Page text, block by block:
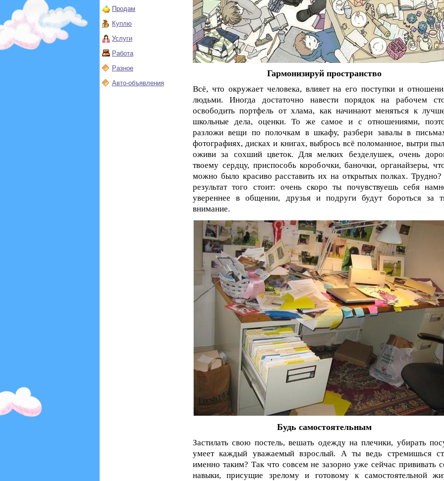
Продам
Куплю
Услуги
Работа
Разное
Авто-объявления
Гармонизируй пространство
Всё, что окружает человека, влияет на его поступки и
людьми. Иногда достаточно навести порядок на рабочем
освободить портфель от хлама, как начинают меняться к
школьные дела, оценки. То же самое и с отношениями,
разложи вещи по полочкам в шкафу, разбери завалы в
фотографиях, дисках и книгах, выбрось всё поломанное, вытри
оживи за сохший цветок. Для мелких безделушек, очень
твоему сердцу, приспособь коробочки, баночки, органайзеры,
можно было красиво расставить их на открытых полках.
результат того стоит: очень скоро ты почувствуешь себя
увереннее в общении, друзья и подруги будут бороться за
внимание.
Будь самостоятельным
Застилать свою постель, вешать одежду на плечики, убирать
умеет каждый уважаемый взрослый. А ты ведь стремишься
именно таким? Так что совсем не зазорно уже сейчас прививать
навыки, присущие зрелому и готовому к самостоятельной